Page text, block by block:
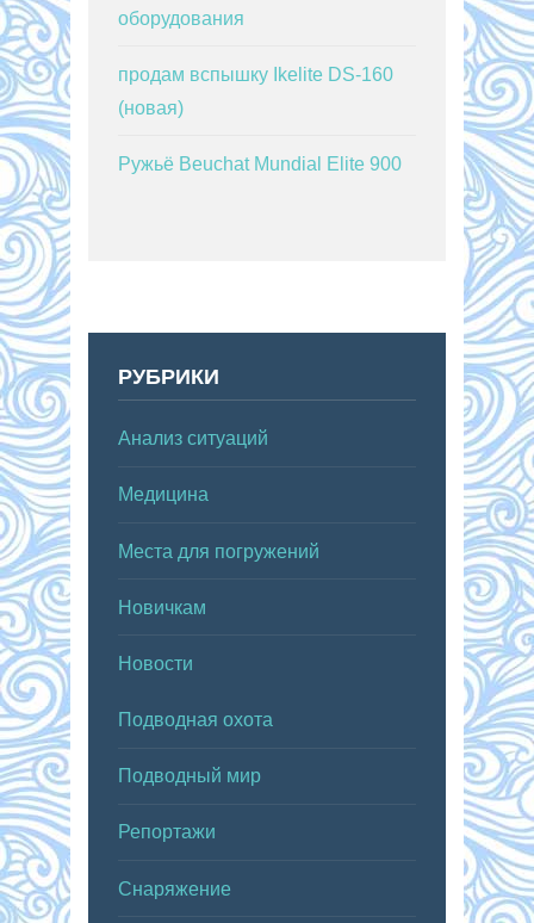
оборудования
продам вспышку Ikelite DS-160
(новая)
Ружьё Beuchat Mundial Elite 900
РУБРИКИ
Анализ ситуаций
Медицина
Места для погружений
Новичкам
Новости
Подводная охота
Подводный мир
Репортажи
Снаряжение